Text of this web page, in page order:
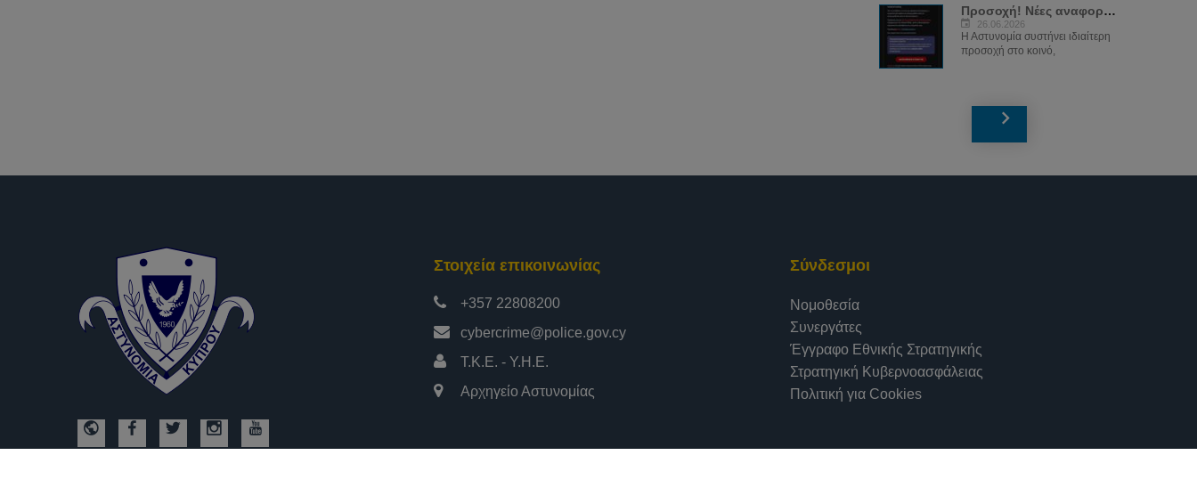
Προσοχή! Νέες αναφορές για παραπλανητικά...
26.06.2026
Η Αστυνομία συστήνει ιδιαίτερη
προσοχή στο κοινό,
Στοιχεία επικοινωνίας
+357 22808200
cybercrime@police.gov.cy
Τ.Κ.Ε. - Υ.Η.Ε.
Αρχηγείο Αστυνομίας
Σύνδεσμοι
Νομοθεσία
Συνεργάτες
Έγγραφο Εθνικής Στρατηγικής
Στρατηγική Κυβερνοασφάλειας
Πολιτική για Cookies